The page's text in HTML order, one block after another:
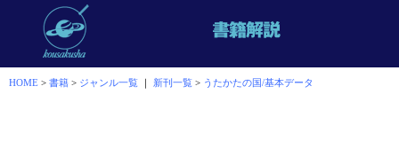
HOME > 書籍 > ジャンル一覧 ｜ 新刊一覧 > うたかたの国/基本データ